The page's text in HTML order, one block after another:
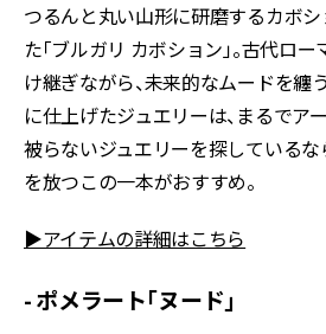
つるんと丸い山形に研磨するカボ
た「ブルガリ カボション」。古代ロ
け継ぎながら、未来的なムードを纏
に仕上げたジュエリーは、まるでア
被らないジュエリーを探しているな
を放つこの一本がおすすめ。
▶アイテムの詳細はこちら
- ポメラート「ヌード」